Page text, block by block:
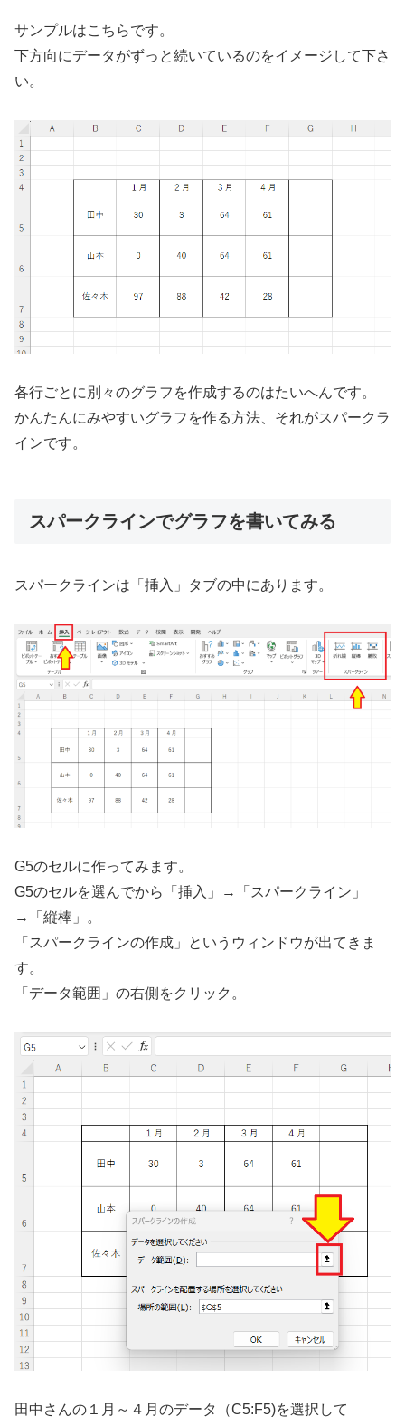
サンプルはこちらです。
下方向にデータがずっと続いているのをイメージして下さ
い。
各行ごとに別々のグラフを作成するのはたいへんです。
かんたんにみやすいグラフを作る方法、それがスパークラ
インです。
スパークラインでグラフを書いてみる
スパークラインは「挿入」タブの中にあります。
G5のセルに作ってみます。
G5のセルを選んでから「挿入」→「スパークライン」
→「縦棒」。
「スパークラインの作成」というウィンドウが出てきま
す。
「データ範囲」の右側をクリック。
田中さんの１月～４月のデータ（C5:F5)を選択して